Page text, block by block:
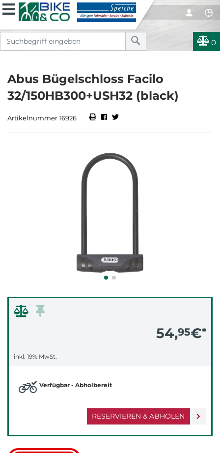
0
Abus Bügelschloss Facilo
32/150HB300+USH32 (black)
Artikelnummer 16926
54,95€*
inkl. 19% MwSt.
RESERVIEREN & ABHOLEN
Verfügbar - Abholbereit